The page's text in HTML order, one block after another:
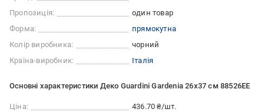
Пропозиція:
один товар
Форма:
прямокутна
Колір виробника:
чорний
Країна-виробник:
Італія
Основні характеристики Деко Guardini Gardenia 26x37 см 88526EE
Ціна:
436.70 ₴/шт.